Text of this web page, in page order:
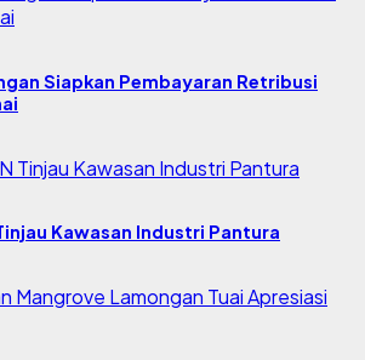
Siapkan Pembayaran Retribusi
Kawasan Industri Pantura